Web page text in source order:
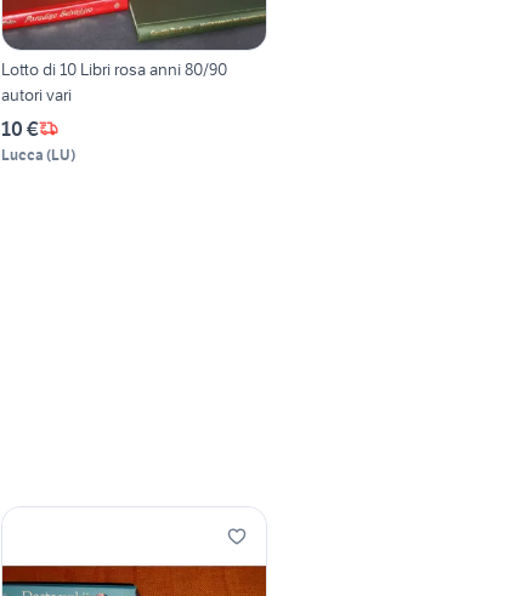
Lotto di 10 Libri rosa anni 80/90
autori vari
10 €
Lucca (LU)